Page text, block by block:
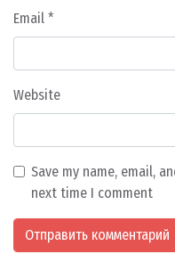
Email *
Website
Save my name, email,
next time I comment